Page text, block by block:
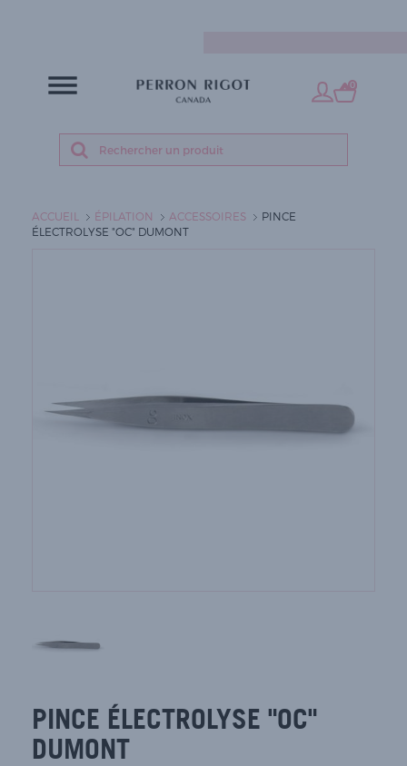
0
ACCUEIL ÉPILATION ACCESSOIRES
PINCE
ÉLECTROLYSE "OC" DUMONT
PINCE ÉLECTROLYSE "OC"
DUMONT